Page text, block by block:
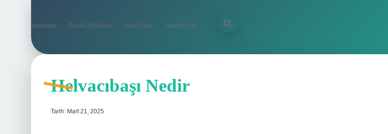
Anasayfa Gizlilik Politikası Yasal Uyarı Hakkımızda
Helvacıbaşı Nedir
Tarih: Mart 21, 2025